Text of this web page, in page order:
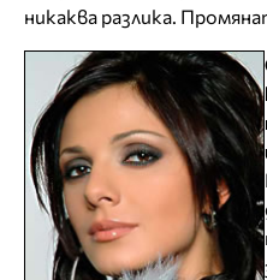
никаква разлика.